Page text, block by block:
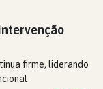
firme, liderando